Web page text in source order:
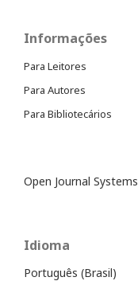
Informações
Para Leitores
Para Autores
Para Bibliotecários
Open Journal Systems
Idioma
Português (Brasil)